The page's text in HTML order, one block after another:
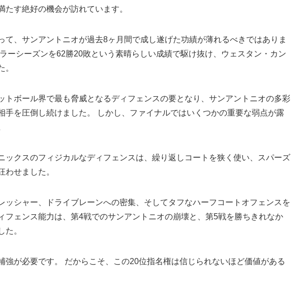
たす絶好の機会が訪れています。
て、サンアントニオが過去8ヶ月間で成し遂げた功績が薄れるべきではありま
ーシーズンを62勝20敗という素晴らしい成績で駆け抜け、ウェスタン・カン
。
トボール界で最も脅威となるディフェンスの要となり、サンアントニオの多彩
手を圧倒し続けました。 しかし、ファイナルではいくつかの重要な弱点が露
ックスのフィジカルなディフェンスは、繰り返しコートを狭く使い、スパーズ
わせました。
ッシャー、ドライブレーンへの密集、そしてタフなハーフコートオフェンスを
フェンス能力は、第4戦でのサンアントニオの崩壊と、第5戦を勝ちきれなか
た。
強が必要です。 だからこそ、この20位指名権は信じられないほど価値がある